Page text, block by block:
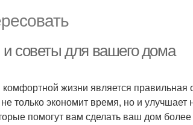
советы для вашего дома
жизни является
только экономит время, но и улучшает
помогут вам сделать ваш дом